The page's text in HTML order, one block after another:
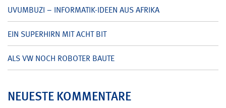
UVUMBUZI – INFORMATIK-IDEEN AUS AFRIKA
EIN SUPERHIRN MIT ACHT BIT
ALS VW NOCH ROBOTER BAUTE
NEUESTE KOMMENTARE